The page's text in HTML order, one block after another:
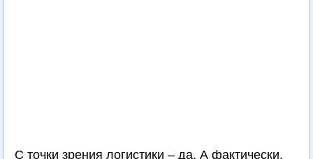
С точки зрения логистики – да. А фактически,